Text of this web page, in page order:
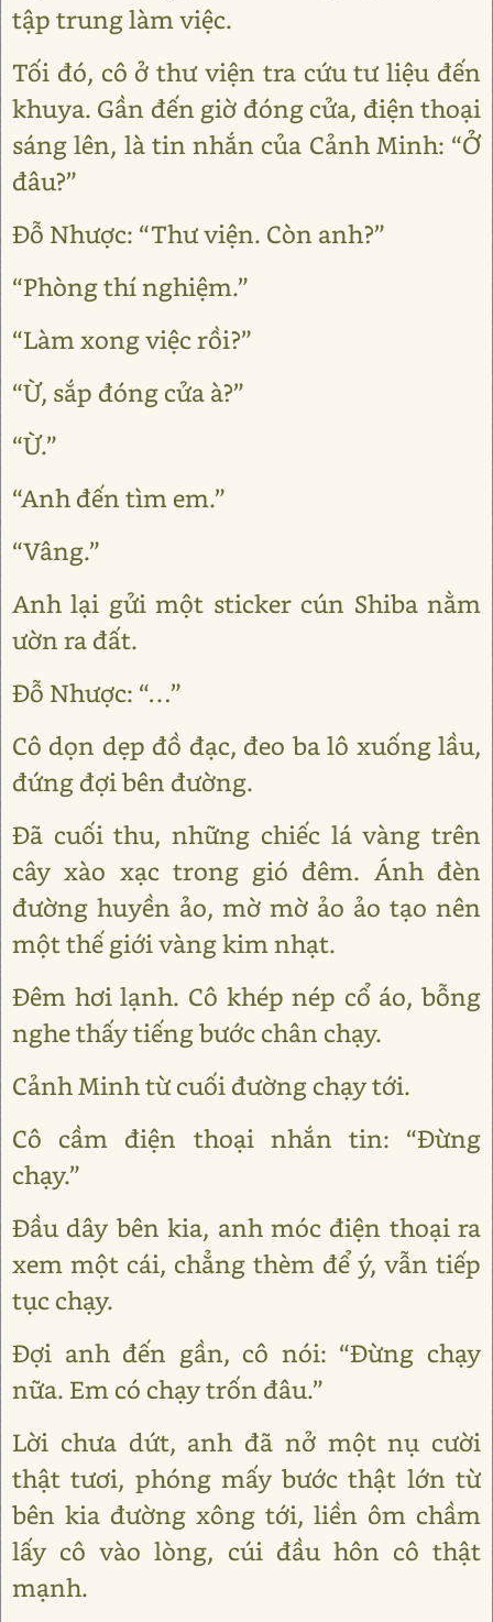
tập trung làm việc.
Tối đó, cô ở thư viện tra cứu tư liệu đến
khuya. Gần đến giờ đóng cửa, điện thoại
sáng lên, là tin nhắn của Cảnh Minh: “Ở
đâu?”
Đỗ Nhược: “Thư viện. Còn anh?”
“Phòng thí nghiệm.”
“Làm xong việc rồi?”
“Ừ, sắp đóng cửa à?”
“Ừ.”
“Anh đến tìm em.”
“Vâng.”
Anh lại gửi một sticker cún Shiba nằm
ườn ra đất.
Đỗ Nhược: “…”
Cô dọn dẹp đồ đạc, đeo ba lô xuống lầu,
đứng đợi bên đường.
Đã cuối thu, những chiếc lá vàng trên
cây xào xạc trong gió đêm. Ánh đèn
đường huyền ảo, mờ mờ ảo ảo tạo nên
một thế giới vàng kim nhạt.
Đêm hơi lạnh. Cô khép nép cổ áo, bỗng
nghe thấy tiếng bước chân chạy.
Cảnh Minh từ cuối đường chạy tới.
Cô cầm điện thoại nhắn tin: “Đừng
chạy.”
Đầu dây bên kia, anh móc điện thoại ra
xem một cái, chẳng thèm để ý, vẫn tiếp
tục chạy.
Đợi anh đến gần, cô nói: “Đừng chạy
nữa. Em có chạy trốn đâu.”
Lời chưa dứt, anh đã nở một nụ cười
thật tươi, phóng mấy bước thật lớn từ
bên kia đường xông tới, liền ôm chầm
lấy cô vào lòng, cúi đầu hôn cô thật
mạnh.